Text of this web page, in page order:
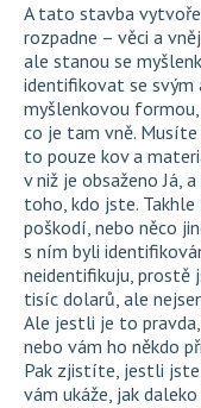
A tato stavba
rozpadne – věci a
ale stanou se
identifikovat se
myšlenkovou
co je tam vně. Musíte
to pouze kov a
v niž je obsaženo Já,
toho, kdo jste.
poškodí, nebo něco
s ním byli
neidentifikuju, prostě
tisíc dolarů, ale
Ale jestli je to
nebo vám ho někdo
Pak zjistíte, jestli jste
vám ukáže, jak